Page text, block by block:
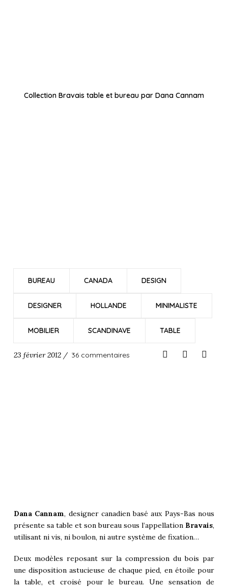
Collection Bravais table et bureau par Dana Cannam
BUREAU CANADA DESIGN
DESIGNER HOLLANDE MINIMALISTE
MOBILIER SCANDINAVE TABLE
23 février 2012 / 36 commentaires
Dana Cannam, designer canadien basé aux Pays-Bas nous
présente sa table et sonbureau sous l’appellation Bravais,
utilisant ni vis, ni boulon, ni autre système de fixation…
Deux modèles reposant sur la compression du bois par
une disposition astucieuse de chaque pied, en étoile pour
la table, et croisé pour le bureau. Une sensation de